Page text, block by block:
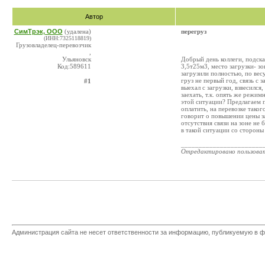
Автор
СимТрэк, ООО (удалена)
(ИНН:7325118819)
Грузовладелец-перевозчик
Ульяновск
Код:589611
#1
перегруз
Добрый день коллеги,
3,5т25м3, место загрузки-
загрузили полностью, по
груз не первый год, связь с
выехал с загрузки,
заехать, т.к. опять же
этой ситуации? Предлагаем
оплатить, на перевозке
говорит о повышении цены
отсутствия связи на зоне
в такой ситуации со
Отредактировано
Администрация сайта не несет ответственности за информацию, публикуемую